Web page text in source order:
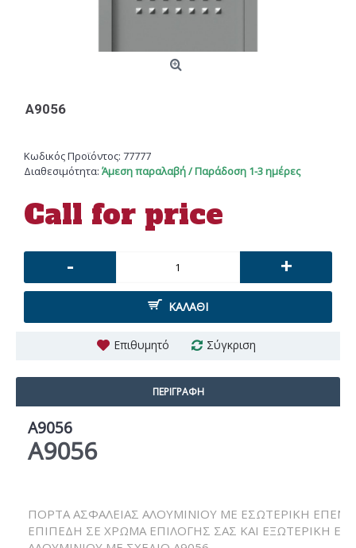
A9056
Κωδικός Προϊόντος: 77777
Διαθεσιμότητα: Άμεση παραλαβή / Παράδοση 1-3 ημέρες
Call for price
- +
ΚΑΛΆΘΙ
Επιθυμητό Σύγκριση
ΠΕΡΙΓΡΑΦΉ
A9056
A9056
ΠΟΡΤΑ ΑΣΦΑΛΕΙΑΣ ΑΛΟΥΜΙΝΙΟΥ ΜΕ ΕΣΩΤΕΡΙΚΗ
ΕΠΙΠΕΔΗ ΣΕ ΧΡΩΜΑ ΕΠΙΛΟΓΗΣ ΣΑΣ ΚΑΙ ΕΞΩΤΕΡΙΚΗ